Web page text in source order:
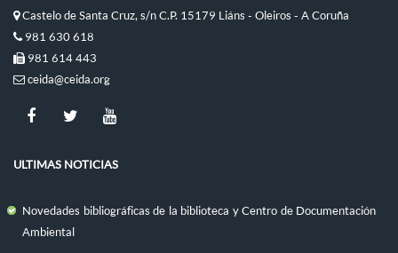
Castelo de Santa Cruz, s/n C.P. 15179 Liáns - Oleiros - A Coruña
981 630 618
981 614 443
ceida@ceida.org
ULTIMAS NOTICIAS
Novedades bibliográficas de la biblioteca y Centro de Documentación
Ambiental